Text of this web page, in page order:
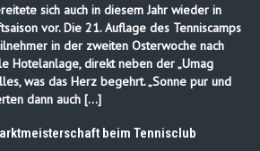
sich auch in diesem Jahr wieder in
vor. Die 21. Auflage des Tenniscamps
in der zweiten Osterwoche nach
Hotelanlage, direkt neben der „Umag
was das Herz begehrt. „Sonne pur und
dann auch […]
beim Tennisclub